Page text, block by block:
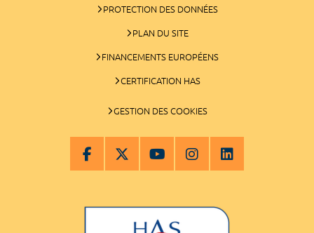
PROTECTION DES DONNÉES
PLAN DU SITE
FINANCEMENTS EUROPÉENS
CERTIFICATION HAS
GESTION DES COOKIES